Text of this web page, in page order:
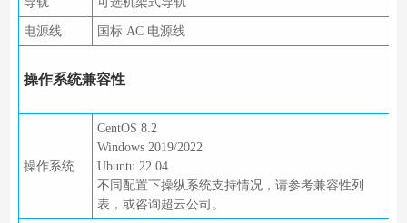
电源线 国标 AC 电源线
操作系统兼容性
操作系统
CentOS 8.2
Windows 2019/2022
Ubuntu 22.04
不同配置下操纵系统支持情况，请参考兼容性列
表，或咨询超云公司。